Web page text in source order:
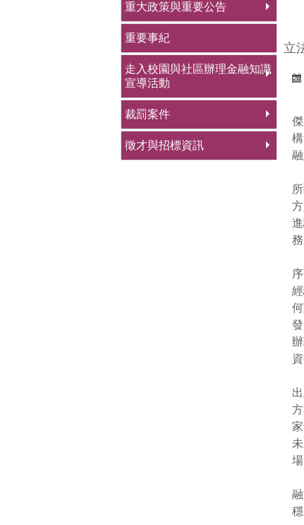
重大政策與重要公告
重要事紀
走入校園與社區辦理金融知識
宣導活動
裁罰案件
徵才與招標資訊
立
務